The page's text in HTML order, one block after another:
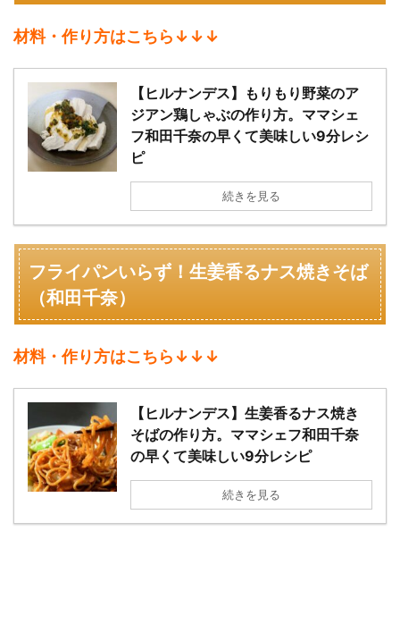
材料・作り方はこちら↓↓↓
【ヒルナンデス】もりもり野菜のア
ジアン鶏しゃぶの作り方。ママシェ
フ和田千奈の早くて美味しい9分レシ
ピ
続きを見る
フライパンいらず！生姜香るナス焼きそば
（和田千奈）
材料・作り方はこちら↓↓↓
【ヒルナンデス】生姜香るナス焼き
そばの作り方。ママシェフ和田千奈
の早くて美味しい9分レシピ
続きを見る